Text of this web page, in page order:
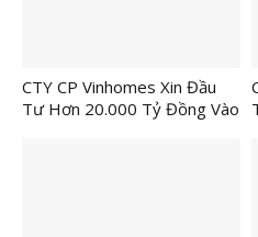
CTY CP Vinhomes Xin Đầu
Tư Hơn 20.000 Tỷ Đồng Vào